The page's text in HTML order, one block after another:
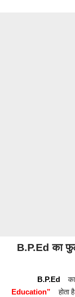
B.P.Ed का
B.P.Ed
Education”
होता